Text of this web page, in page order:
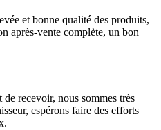
et bonne qualité des produits,
après-vente complète, un bon
recevoir, nous sommes très
espérons faire des efforts